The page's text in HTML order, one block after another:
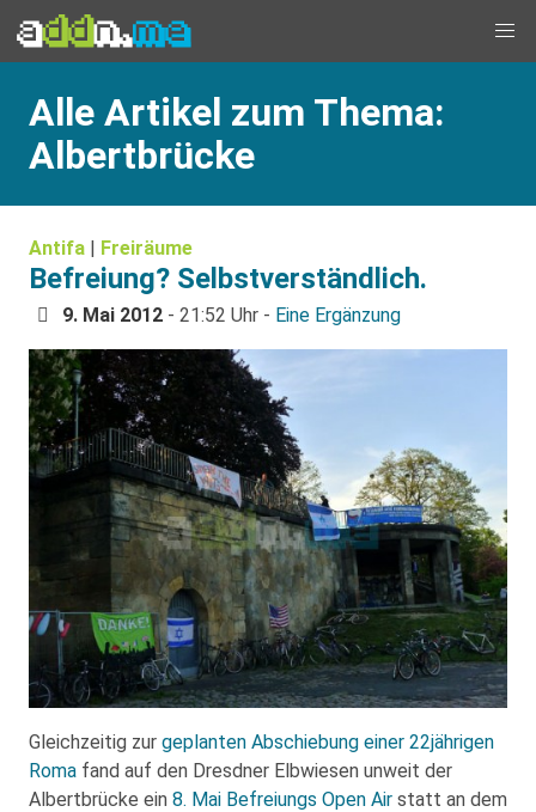
Alle Artikel zum Thema:
Albertbrücke
Antifa | Freiräume
Befreiung? Selbstverständlich.
9. Mai 2012 - 21:52 Uhr - Eine Ergänzung
Gleichzeitig zur geplanten Abschiebung einer 22jährigen
Roma fand auf den Dresdner Elbwiesen unweit der
Albertbrücke ein 8. Mai Befreiungs Open Air statt an dem